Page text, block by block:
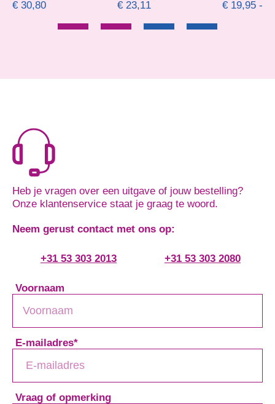
23,11 19,95 - €23,95
Heb je vragen over een uitgave of jouw bestelling?
Onze klantenservice staat je graag te woord.
Neem gerust contact met ons op:
+31 53 303 2013 +31 53 303 2080
Voornaam
E-mailadres*
Vraag of opmerking